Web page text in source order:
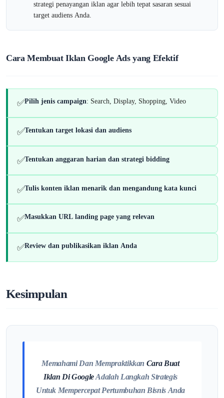
strategi penayangan iklan agar lebih tepat sasaran sesuai
target audiens Anda.
Cara Membuat Iklan Google Ads yang Efektif
✅Pilih jenis campaign: Search, Display, Shopping, Video
✅Tentukan target lokasi dan audiens
✅Tentukan anggaran harian dan strategi bidding
✅Tulis konten iklan menarik dan mengandung kata kunci
✅Masukkan URL landing page yang relevan
✅Review dan publikasikan iklan Anda
Kesimpulan
Memahami Dan Mempraktikkan Cara Buat
Iklan Di GoogleAdalah Langkah Strategis
Untuk Mempercepat Pertumbuhan Bisnis Anda